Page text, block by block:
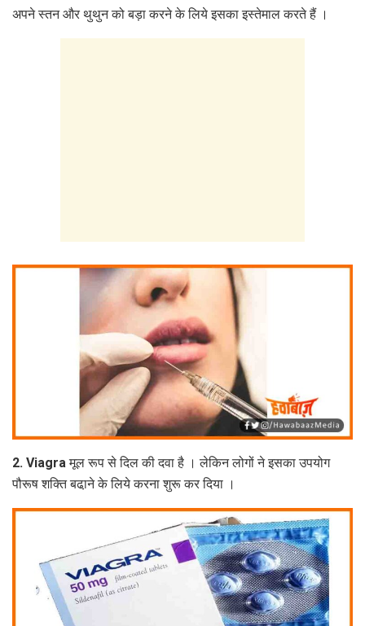
अपने स्‍तन और थुथुन को बड़ा करने के लिये इसका इस्‍तेमाल करते हैं ।
2. Viagra मूल रूप से दिल की दवा है । लेकिन लोगों ने इसका उपयोग
पौरूष शक्‍ति‍ बढा़ने के लिये करना शुरू कर दिया ।